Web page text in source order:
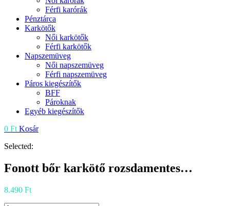
Férfi karórák
Pénztárca
Karkötők
Női karkötők
Férfi karkötők
Napszemüveg
Női napszemüveg
Férfi napszemüveg
Páros kiegészítők
BFF
Pároknak
Egyéb kiegészítők
0 Ft Kosár
Selected:
Fonott bőr karkötő rozsdamentes…
8.490 Ft